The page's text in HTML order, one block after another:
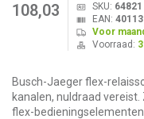
108,03
SKU: 64821
EAN:
Voor
Voorraad: 3
Busch-Jaeger flex-
kanalen, nuldraad
flex-